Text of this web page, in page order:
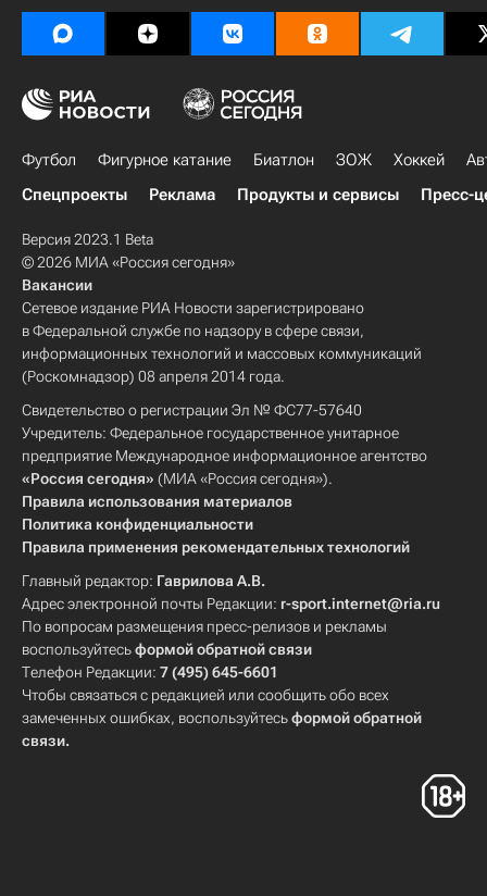
Футбол Фигурное катание Биатлон ЗОЖ Хоккей
Спецпроекты
Реклама Продукты и сервисы Пресс-
Версия 2023.1 Beta
© 2026 МИА «Россия сегодня»
Вакансии
Сетевое издание РИА Новости зарегистрировано
в Федеральной службе по надзору в сфере связи,
информационных технологий и массовых коммуникаций
(Роскомнадзор) 08 апреля 2014 года.
Свидетельство о регистрации Эл № ФС77-57640
Учредитель: Федеральное государственное унитарное
предприятие Международное информационное агентство
«Россия сегодня» (МИА «Россия сегодня»).
Правила использования материалов
Политика конфиденциальности
Правила применения рекомендательных технологий
Главный редактор: Гаврилова А.В.
Адрес электронной почты Редакции: r-sport.internet@ria.ru
По вопросам размещения пресс-релизов и рекламы
воспользуйтесьформой обратной связи
Телефон Редакции: 7 (495) 645-6601
Чтобы связаться с редакцией или сообщить обо всех
замеченных ошибках, воспользуйтесьформой обратной
связи.